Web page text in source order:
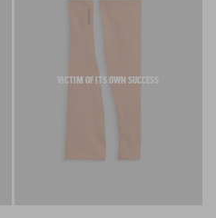
VICTIM OF ITS OWN SUCCESS